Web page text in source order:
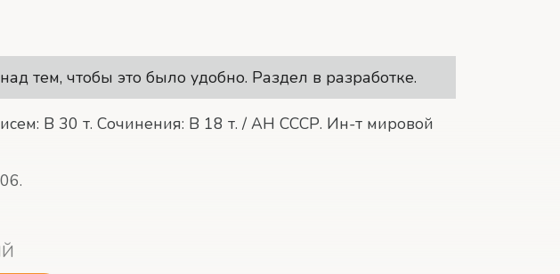
тем, чтобы это было удобно. Раздел в разработке.
В 30 т. Сочинения: В 18 т. / АН СССР. Ин-т мировой